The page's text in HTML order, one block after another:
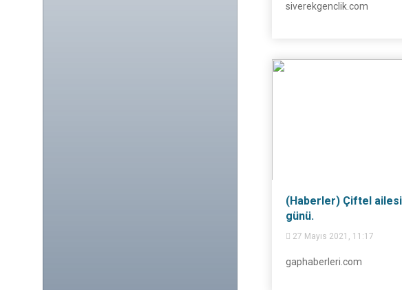
siverekgenclik.com
(Haberler) Çiftel
günü.
27 Mayıs 2021, 11:17
gaphaberleri.com